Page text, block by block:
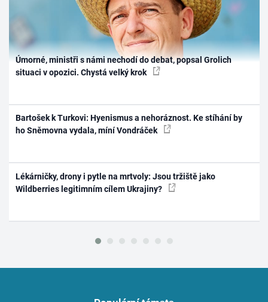
Úmorné, ministři s námi nechodí do debat, popsal Grolich
situaci v opozici. Chystá velký krok
Bartošek k Turkovi: Hyenismus a nehoráznost. Ke stíhání by
ho Sněmovna vydala, míní Vondráček
Lékárničky, drony i pytle na mrtvoly: Jsou tržiště jako
Wildberries legitimním cílem Ukrajiny?